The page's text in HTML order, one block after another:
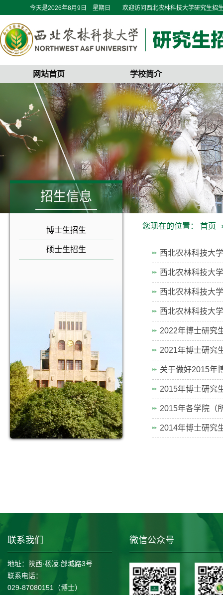
今天是2026年8月9日 星期日 欢迎访问西北农林科技大学研究生招
网站首页 学校简介
招生信息
博士生招生
硕士生招生
您现在的位置： 首页
西北农林科技大
西北农林科技大
西北农林科技大
西北农林科技大
2022年博士研究
2021年博士研究
关于做好2015年
2015年博士研究
2015年各学院（
2014年博士研究
联系我们
地址：陕西·杨凌.邰城路3号
联系电话：
029-87080151（博士）
微信公众号